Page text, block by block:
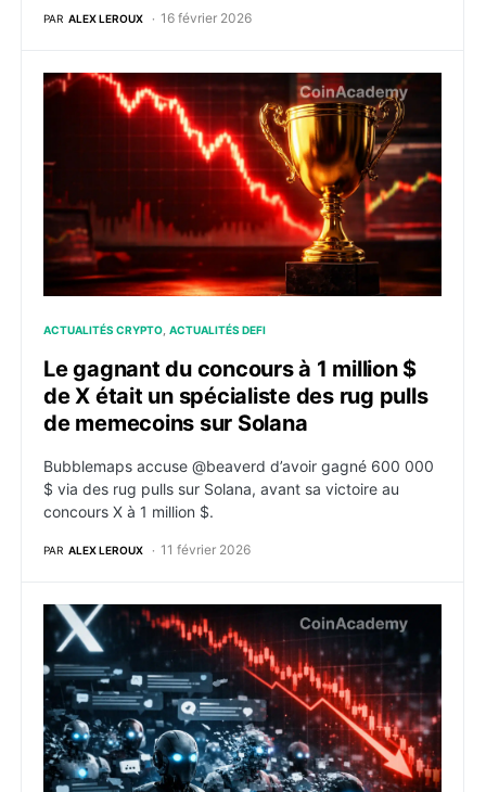
PAR ALEX LEROUX 16 février 2026
Le gagnant du concours à 1 million $ de X était un
ACTUALITÉS CRYPTO ACTUALITÉS DEFI
Le gagnant du concours à 1 million $
de X était un spécialiste des rug pulls
de memecoins sur Solana
Bubblemaps accuse @beaverd d’avoir gagné 600 000
$ via des rug pulls sur Solana, avant sa victoire au
concours X à 1 million $.
PAR ALEX LEROUX 11 février 2026
Le token Kaito décroche après le durcissement de